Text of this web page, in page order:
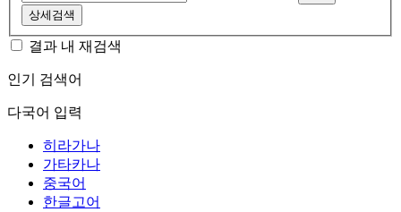
상세검색
결과 내 재검색
인기 검색어
다국어 입력
히라가나
가타카나
중국어
한글고어